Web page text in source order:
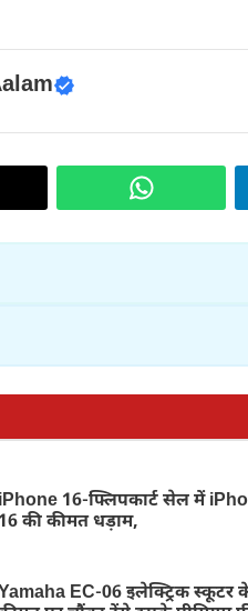
iPhone 16-फ्लिपकार्ट सेल में
16 की कीमत धड़ाम,
EC-06 इलेक्ट्रिक स्कूटर